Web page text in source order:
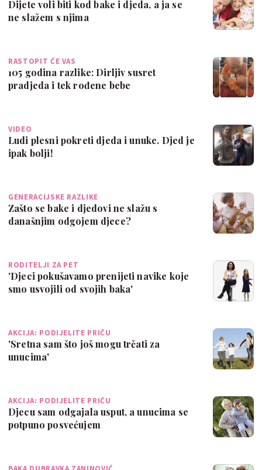
Dijete voli biti kod bake i djeda, a ja se
ne slažem s njima
RASTOPIT ĆE VAS
105 godina razlike: Dirljiv susret
pradjeda i tek rođene bebe
VIDEO
Ludi plesni pokreti djeda i unuke. Djed je
ipak bolji!
GENERACIJSKE RAZLIKE
Zašto se bake i djedovi ne slažu s
današnjim odgojem djece?
RODITELJI ZA PET
'Djeci pokušavamo prenijeti navike koje
smo usvojili od svojih baka'
AKCIJA: PODIJELITE PRIČU
'Sretna sam što još mogu trčati za
unucima'
AKCIJA: PODIJELITE PRIČU
Djecu sam odgajala usput, a unucima se
potpuno posvećujem